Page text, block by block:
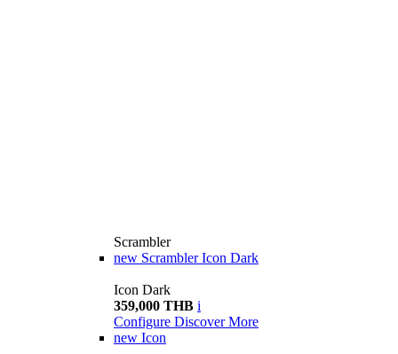
Scrambler
new Scrambler Icon Dark
Icon Dark
359,000 THB i
Configure Discover More
new Icon